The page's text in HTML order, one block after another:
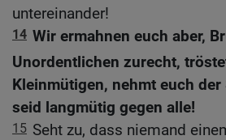
untereinander!
14 Wir ermahnen euch aber,
Unordentlichen zurecht,
Kleinmütigen, nehmt euch der
seid langmütig gegen alle!
15 Seht zu, dass niemand